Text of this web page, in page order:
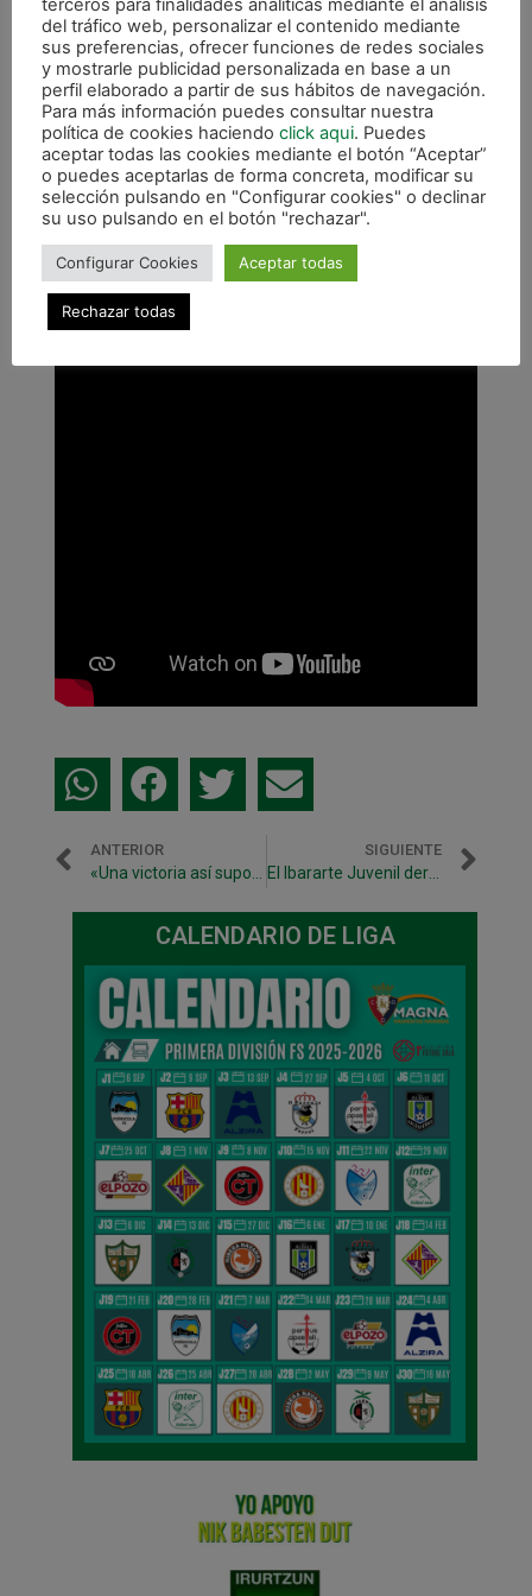
es difícil, pero lo hemos hecho muy bien y por ello
hemos ganado el partido… Son tres puntos
importantes que nos vienen muy bien para encarar
el partido del martes, en el que esperamos
también a la afición».
ANTERIOR SIGUIENTE
El Ibararte Juvenil derrota por 3-0 al Gazte Berriak
CALENDARIO DE LIGA
terceros para finalidades analíticas mediante el análisis
del tráfico web, personalizar el contenido mediante
sus preferencias, ofrecer funciones de redes sociales
y mostrarle publicidad personalizada en base a un
perfil elaborado a partir de sus hábitos de navegación.
Para más información puedes consultar nuestra
política de cookies haciendo click aqui. Puedes
aceptar todas las cookies mediante el botón “Aceptar”
o puedes aceptarlas de forma concreta, modificar su
selección pulsando en "Configurar cookies" o declinar
su uso pulsando en el botón "rechazar".
Configurar Cookies Aceptar todas
Rechazar todas